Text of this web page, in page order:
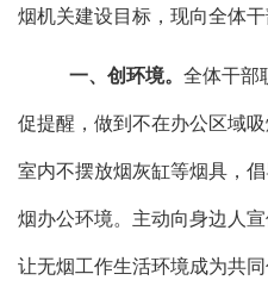
烟机关建设目标，现向全体
一、创环境。 全体干部
促提醒，做到不在办公区域
室内不摆放烟灰缸等烟具，
烟办公环境。主动向身边人
让无烟工作生活环境成为共同